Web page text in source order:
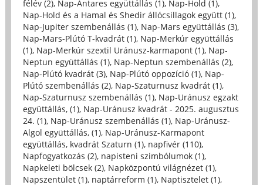
félév (2), Nap-Antares együttállás (1), Nap-Hold (1),
Nap-Hold és a Hamal és Shedir állócsillagok együtt (1),
Nap-Jupiter szembenállás (1), Nap-Mars együttállás (3),
Nap-Mars-Plútó T-kvadrát (1), Nap-Merkúr együttállás
(1), Nap-Merkúr szextil Uránusz-karmapont (1), Nap-
Neptun együttállás (1), Nap-Neptun szembenállás (2),
Nap-Plútó kvadrát (3), Nap-Plútó oppozíció (1), Nap-
Plútó szembenállás (2), Nap-Szaturnusz kvadrát (1),
Nap-Szaturnusz szembenállás (1), Nap-Uránusz egzakt
együttállás, (1), Nap-Uránusz kvadrát - 2025. augusztus
24. (1), Nap-Uránusz szembenállás (1), Nap-Uránusz-
Algol együttállás, (1), Nap-Uránusz-Karmapont
együttállás, kvadrát Szaturn (1), napfivér (110),
Napfogyatkozás (2), napisteni szimbólumok (1),
Napkeleti bölcsek (2), Napközpontú világnézet (1),
Napszentület (1), naptárreform (1), Naptisztelet (1),